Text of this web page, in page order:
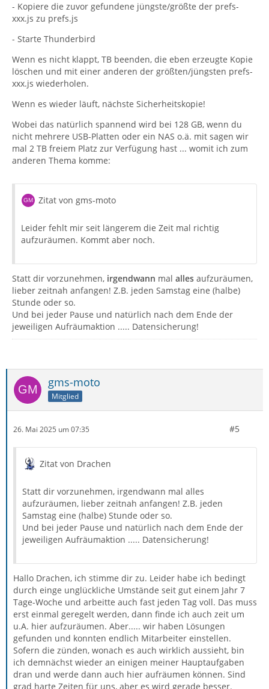
- Kopiere die zuvor gefundene jüngste/größte der prefs-
xxx.js zu prefs.js
- Starte Thunderbird
Wenn es nicht klappt, TB beenden, die eben erzeugte Kopie
löschen und mit einer anderen der größten/jüngsten prefs-
xxx.js wiederholen.
Wenn es wieder läuft, nächste Sicherheitskopie!
Wobei das natürlich spannend wird bei 128 GB, wenn du
nicht mehrere USB-Platten oder ein NAS o.ä. mit sagen wir
mal 2 TB freiem Platz zur Verfügung hast ... womit ich zum
anderen Thema komme:
Zitat von gms-moto
Leider fehlt mir seit längerem die Zeit mal richtig
aufzuräumen. Kommt aber noch.
Statt dir vorzunehmen, irgendwann mal alles aufzuräumen,
lieber zeitnah anfangen! Z.B. jeden Samstag eine (halbe)
Stunde oder so.
Und bei jeder Pause und natürlich nach dem Ende der
jeweiligen Aufräumaktion ..... Datensicherung!
gms-moto
Mitglied
26. Mai 2025 um 07:35 #5
Zitat von Drachen
Statt dir vorzunehmen, irgendwann mal alles
aufzuräumen, lieber zeitnah anfangen! Z.B. jeden
Samstag eine (halbe) Stunde oder so.
Und bei jeder Pause und natürlich nach dem Ende der
jeweiligen Aufräumaktion ..... Datensicherung!
Hallo Drachen, ich stimme dir zu. Leider habe ich bedingt
durch einge unglückliche Umstände seit gut einem Jahr 7
Tage-Woche und arbeitte auch fast jeden Tag voll. Das muss
erst einmal geregelt werden, dann finde ich auch zeit um
u.A. hier aufzuräumen. Aber..... wir haben Lösungen
gefunden und konnten endlich Mitarbeiter einstellen.
Sofern die zünden, wonach es auch wirklich aussieht, bin
ich demnächst wieder an einigen meiner Hauptaufgaben
dran und werde dann auch hier aufräumen können. Sind
grad harte Zeiten für uns, aber es wird gerade besser.